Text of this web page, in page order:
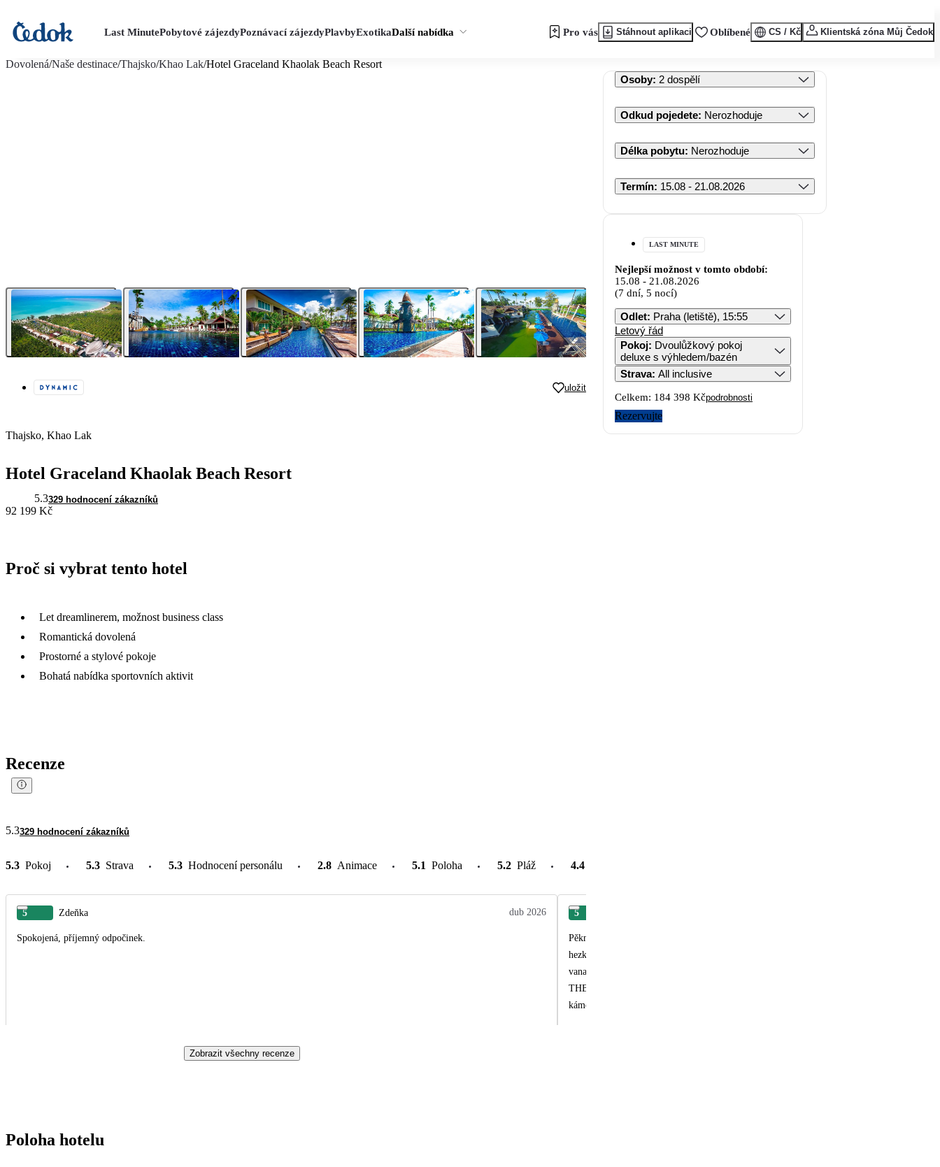
Last MinutePobytové zájezdyPoznávací zájezdyPlavbyExotikaDalší nabídka Pro vás Stáhnout aplikaci Oblíbené CS / Kč Klientská zóna Můj Čedok
Dovolená/Naše destinace/Thajsko/Khao Lak/Hotel Graceland Khaolak Beach Resort
uložit
Thajsko, Khao Lak
Hotel Graceland Khaolak Beach Resort
5.3329 hodnocení zákazníků
92 199 Kč
Proč si vybrat tento hotel
Let dreamlinerem, možnost business class
Romantická dovolená
Prostorné a stylové pokoje
Bohatá nabídka sportovních aktivit
Recenze
5.3329 hodnocení zákazníků
5.3 Pokoj 5.3 Strava 5.3 Hodnocení personálu 2.8 Animace 5.1 Poloha 5.2 Pláž 4.4
5 Zdeňka dub 2026
Spokojená, příjemný odpočinek.
5
Pěkný hotel v nádherné zahradě! Strava bezva. Nemám co vytknout, jela bych sem znovu!!!
hezké, odliv 2x denně, pozor na naplavené korály, vhodné boty do vody. Teplota
vana, neosvěží! Doporučuji ranní plavání, úžasné! Padleboard si vypůjčíte za 100 THB,
THB, tak opatrně při nástupu a výstupu, když jsou vlnky. Vlny velké nebyly, jen houpavé.
kámoškou jen jeden výlet na jezero Ratchaprapha s návštěvou jeskyně. Byly jsme pouze na
Zobrazit všechny recenze
Poloha hotelu
Osoby: 2 dospělí
Odkud pojedete: Nerozhoduje
Délka pobytu: Nerozhoduje
Termín: 15.08 - 21.08.2026
LAST MINUTE
Nejlepší možnost v tomto období:
15.08 - 21.08.2026
(7 dní, 5 nocí)
Odlet: Praha (letiště), 15:55
Letový řád
Pokoj: Dvoulůžkový pokoj
deluxe s výhledem/bazén
Strava: All inclusive
Celkem: 184 398 Kčpodrobnosti
Rezervujte